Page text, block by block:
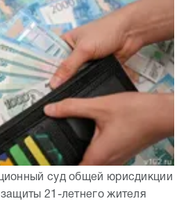
суд общей юрисдикции
21-летнего жителя